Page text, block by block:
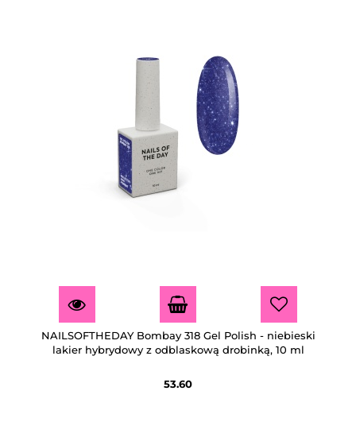
NAILSOFTHEDAY Bombay 318 Gel Polish - niebieski
lakier hybrydowy z odblaskową drobinką, 10 ml
53.60